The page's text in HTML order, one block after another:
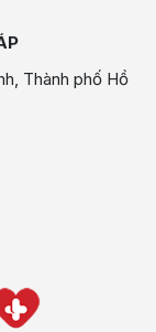
Thành phố Hồ